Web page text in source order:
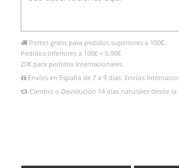
Portes gratis para pedidos superiores a 100€.
Pedidos inferiores a 100€ = 6.90€
20€ para pedidos Internacionales.
Envíos en España de 7 a 9 días. Envíos
Cambio o Devolución 14 días naturales desde la